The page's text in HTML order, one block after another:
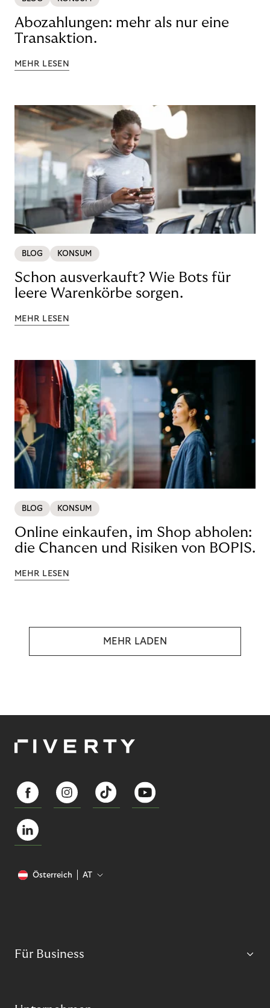
Abozahlungen: mehr als nur eine
Transaktion.
MEHR LESEN
BLOG KONSUM
Schon ausverkauft? Wie Bots für
leere Warenkörbe sorgen.
MEHR LESEN
BLOG KONSUM
Online einkaufen, im Shop abholen:
die Chancen und Risiken von BOPIS.
MEHR LESEN
MEHR LADEN
Österreich AT
Für Business